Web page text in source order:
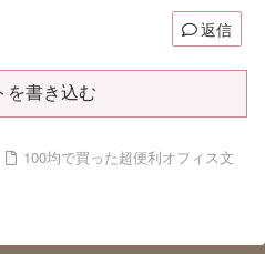
返信
を書き込む
100均で買った超便利オフィス文